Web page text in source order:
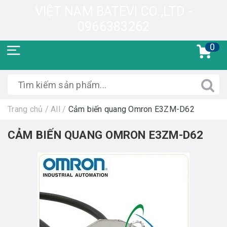
0
Trang chủ / All / Cảm biến quang Omron E3ZM-D62
CẢM BIẾN QUANG OMRON E3ZM-D62